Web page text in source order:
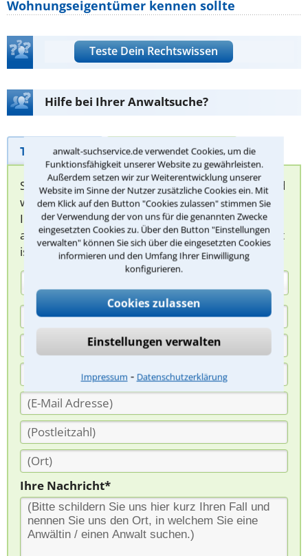
anwalt-suchservice.de verwendet Cookies, um die
Funktionsfähigkeit unserer Website zu gewährleisten.
Außerdem setzen wir zur Weiterentwicklung unserer
Website im Sinne der Nutzer zusätzliche Cookies ein. Mit
dem Klick auf den Button "Cookies zulassen" stimmen Sie
der Verwendung der von uns für die genannten Zwecke
eingesetzten Cookies zu. Über den Button "Einstellungen
verwalten" können Sie sich über die eingesetzten Cookies
informieren und den Umfang Ihrer Einwilligung
konfigurieren.
Cookies zulassen
Einstellungen verwalten
Impressum ⁃ Datenschutzerklärung
Wohnungseigentümer kennen sollte
Teste Dein Rechtswissen
Hilfe bei Ihrer Anwaltsuche?
Telefonhilfe Beratungsanfrage
Sie können hier Ihren Fall schildern. Anschließend
werden sich spezialisierte Rechtsanwälte bei
Ihnen melden, um das weitere Vorgehen
abzuklären. Die Rückmeldung durch einen Anwalt
ist für Sie kostenlos.
Ihre Nachricht*